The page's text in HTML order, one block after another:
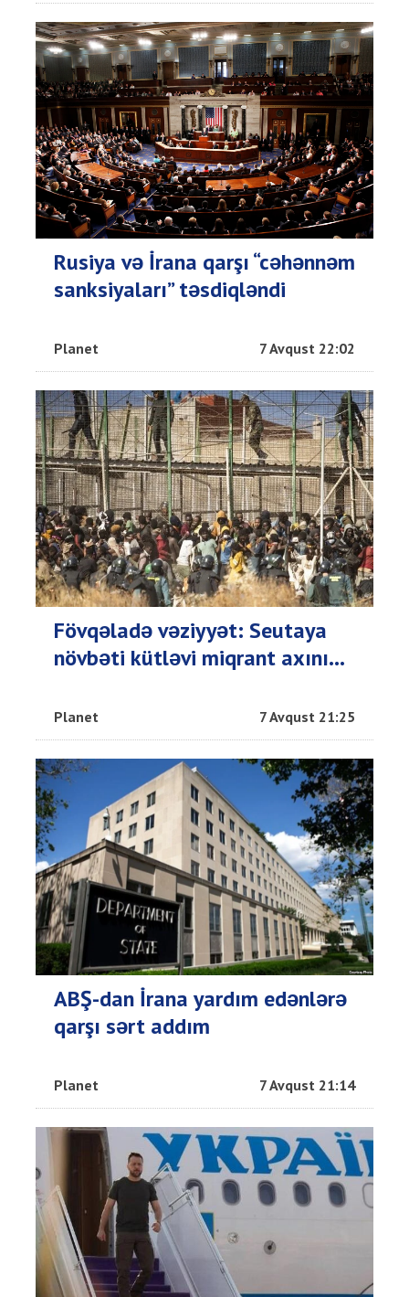
Rusiya və İrana qarşı “cəhənnəm
sanksiyaları” təsdiqləndi
Planet 7 Avqust 22:02
Fövqəladə vəziyyət: Seutaya
növbəti kütləvi miqrant axını...
Planet 7 Avqust 21:25
ABŞ-dan İrana yardım edənlərə
qarşı sərt addım
Planet 7 Avqust 21:14